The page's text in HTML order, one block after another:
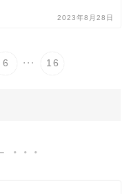
2023年8月28日
6 ... 16